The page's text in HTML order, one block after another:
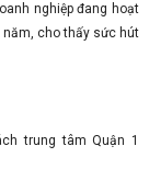
nghiệp đang hoạt
năm, cho thấy sức hút
trung tâm Quận 1